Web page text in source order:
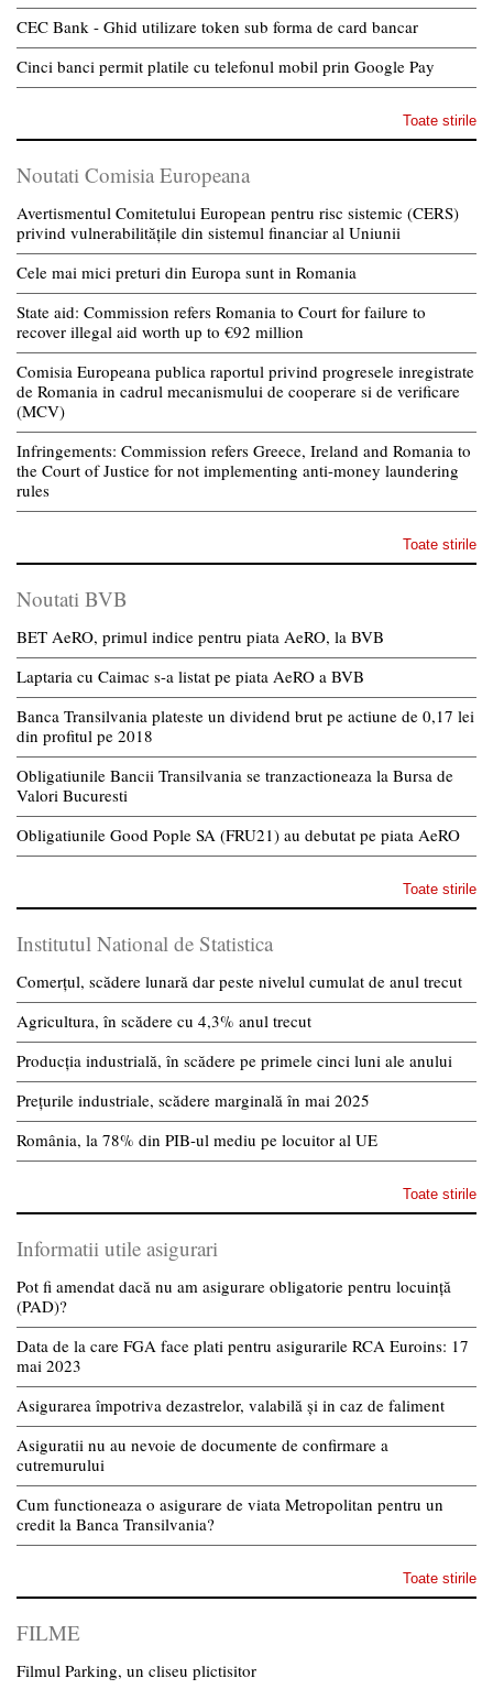
CEC Bank - Ghid utilizare token sub forma de card bancar
Cinci banci permit platile cu telefonul mobil prin Google Pay
Toate stirile
Noutati Comisia Europeana
Avertismentul Comitetului European pentru risc sistemic (CERS)
privind vulnerabilitățile din sistemul financiar al Uniunii
Cele mai mici preturi din Europa sunt in Romania
State aid: Commission refers Romania to Court for failure to
recover illegal aid worth up to €92 million
Comisia Europeana publica raportul privind progresele inregistrate
de Romania in cadrul mecanismului de cooperare si de verificare
(MCV)
Infringements: Commission refers Greece, Ireland and Romania to
the Court of Justice for not implementing anti-money laundering
rules
Toate stirile
Noutati BVB
BET AeRO, primul indice pentru piata AeRO, la BVB
Laptaria cu Caimac s-a listat pe piata AeRO a BVB
Banca Transilvania plateste un dividend brut pe actiune de 0,17 lei
din profitul pe 2018
Obligatiunile Bancii Transilvania se tranzactioneaza la Bursa de
Valori Bucuresti
Obligatiunile Good Pople SA (FRU21) au debutat pe piata AeRO
Toate stirile
Institutul National de Statistica
Comerțul, scădere lunară dar peste nivelul cumulat de anul trecut
Agricultura, în scădere cu 4,3% anul trecut
Producția industrială, în scădere pe primele cinci luni ale anului
Prețurile industriale, scădere marginală în mai 2025
România, la 78% din PIB-ul mediu pe locuitor al UE
Toate stirile
Informatii utile asigurari
Pot fi amendat dacă nu am asigurare obligatorie pentru locuință
(PAD)?
Data de la care FGA face plati pentru asigurarile RCA Euroins: 17
mai 2023
Asigurarea împotriva dezastrelor, valabilă și in caz de faliment
Asiguratii nu au nevoie de documente de confirmare a
cutremurului
Cum functioneaza o asigurare de viata Metropolitan pentru un
credit la Banca Transilvania?
Toate stirile
FILME
Filmul Parking, un cliseu plictisitor